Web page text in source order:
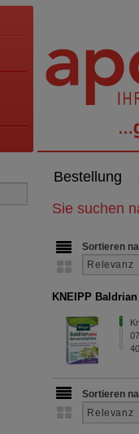
Bestellung
Sie suchen
Sortieren
KNEIPP
Sortieren